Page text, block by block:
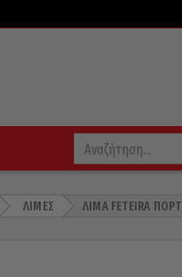
ΛΊΜΕΣ ΛΊΜΑ FETEIRA